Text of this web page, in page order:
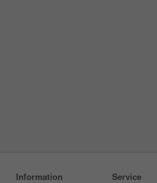
Information Service